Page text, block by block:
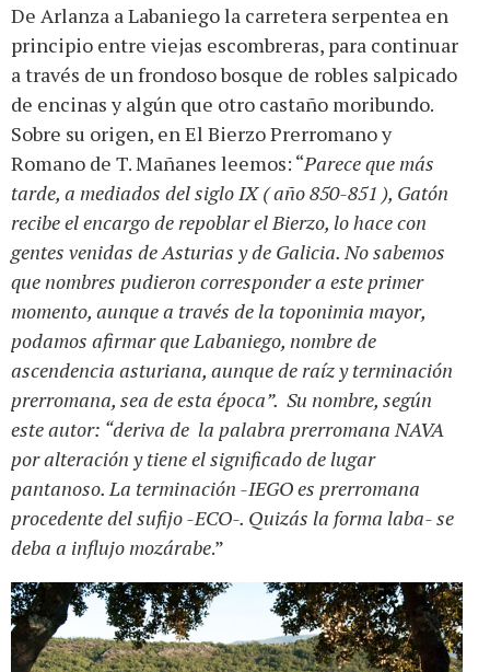
De Arlanza a Labaniego la carretera serpentea en
principio entre viejas escombreras, para continuar
a través de un frondoso bosque de robles salpicado
de encinas y algún que otro castaño moribundo.
Sobre su origen, en El Bierzo Prerromano y
Romano de T. Mañanes leemos: “Parece que más
tarde, a mediados del siglo IX ( año 850-851 ), Gatón
recibe el encargo de repoblar el Bierzo, lo hace con
gentes venidas de Asturias y de Galicia. No sabemos
que nombres pudieron corresponder a este primer
momento, aunque a través de la toponimia mayor,
podamos afirmar que Labaniego, nombre de
ascendencia asturiana, aunque de raíz y terminación
prerromana, sea de esta época”. Su nombre, según
este autor: “deriva de la palabra prerromana NAVA
por alteración y tiene el significado de lugar
pantanoso. La terminación -IEGO es prerromana
procedente del sufijo -ECO-. Quizás la forma laba- se
deba a influjo mozárabe.”